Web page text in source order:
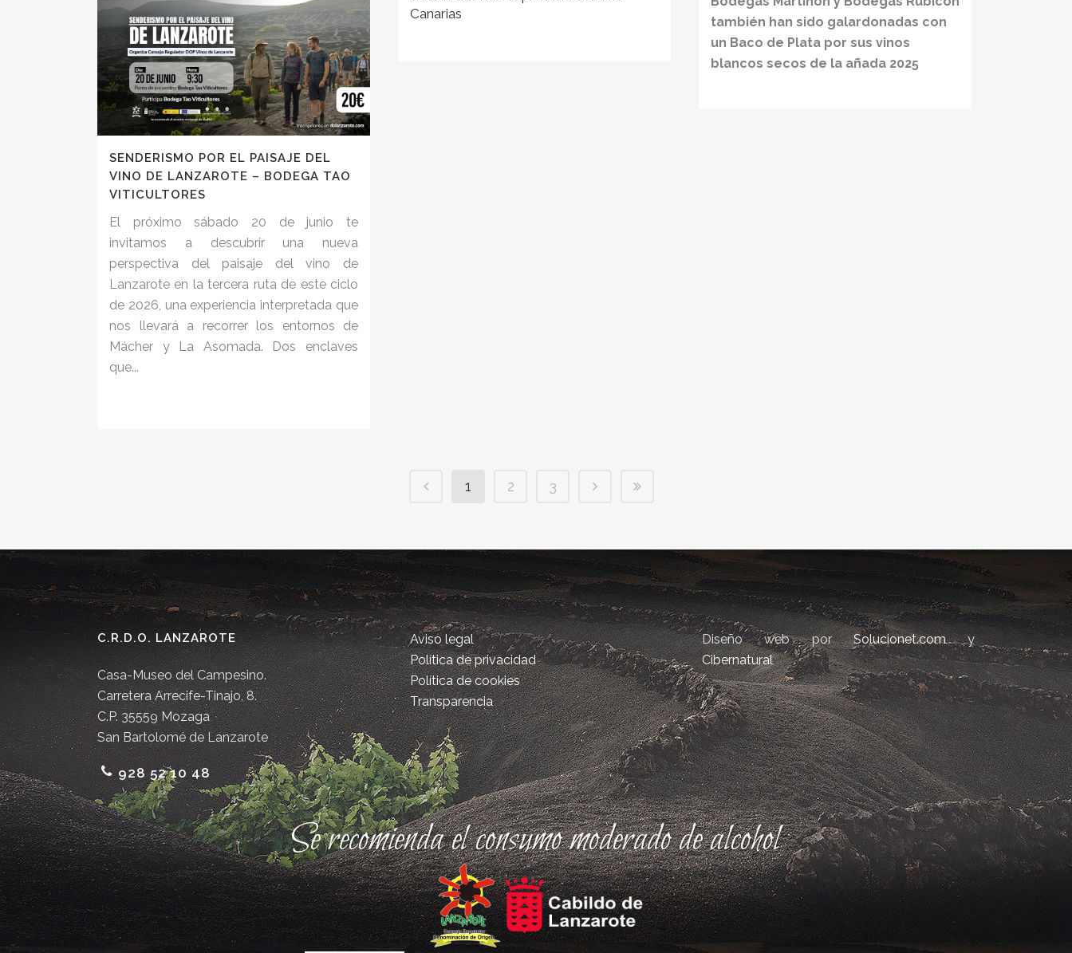
también han sido galardonadas con
un Baco de Plata por sus vinos
blancos secos de la añada 2025
Canarias
SENDERISMO POR EL PAISAJE DEL
VINO DE LANZAROTE – BODEGA TAO
VITICULTORES
El próximo sábado 20 de junio te
invitamos a descubrir una nueva
perspectiva del paisaje del vino de
Lanzarote en la tercera ruta de este ciclo
de 2026, una experiencia interpretada que
nos llevará a recorrer los entornos de
Mácher y La Asomada. Dos enclaves
que...
1 2 3
C.R.D.O. LANZAROTE
Casa-Museo del Campesino.
Carretera Arrecife-Tinajo, 8.
C.P. 35559 Mozaga
San Bartolomé de Lanzarote
928 52 10 48
Aviso legal
Política de privacidad
Política de cookies
Transparencia
Diseño web porSolucionet.comy
Cibernatural
Se recomienda el consumo moderado de alcohol